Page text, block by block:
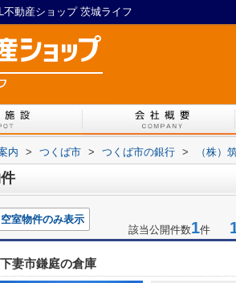
不動産ショップ 茨城ライフ
内 > つくば市 > つくば市の銀行 > （株）
空室物件のみ表示
該当公開件数1件
下妻市鎌庭の倉庫